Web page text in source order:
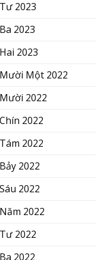
2023
2023
2023
Một 2022
2022
2022
2022
2022
2022
2022
2022
2022